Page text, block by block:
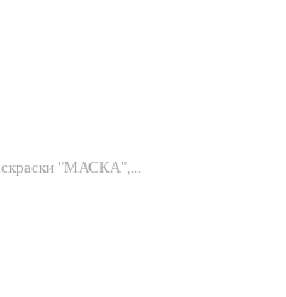
"МАСКА",...